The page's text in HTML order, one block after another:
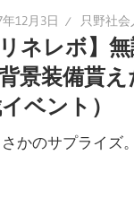
年12月3日 只野社会
リネレボ】
景装備貰
ベント）
かのサプライズ